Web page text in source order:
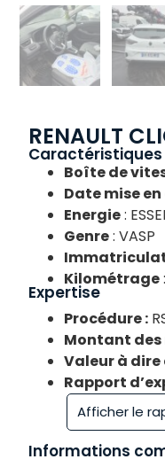
RENAULT
Boîte de
Date mise
Energie:
Genre: VASP
Kilométrage
Expertise
Procédure :
Montant
Valeur à dire
Rapport
Afficher le
Informations